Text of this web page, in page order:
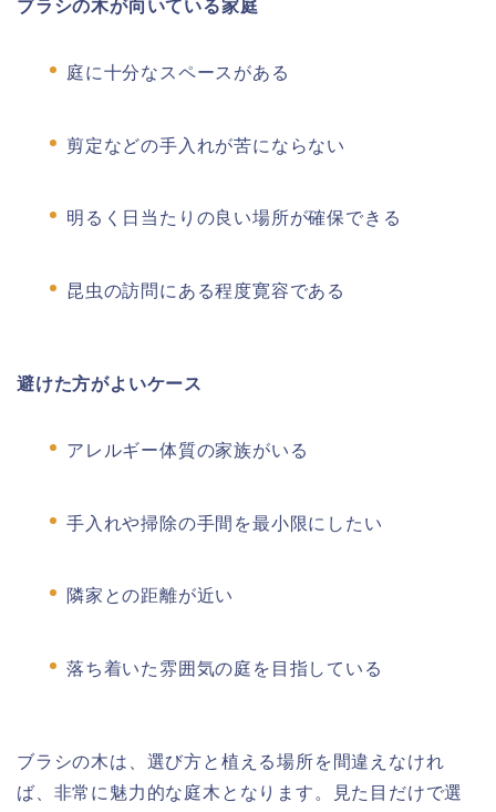
ブラシの木が向いている家庭
庭に十分なスペースがある
剪定などの手入れが苦にならない
明るく日当たりの良い場所が確保できる
昆虫の訪問にある程度寛容である
避けた方がよいケース
アレルギー体質の家族がいる
手入れや掃除の手間を最小限にしたい
隣家との距離が近い
落ち着いた雰囲気の庭を目指している
ブラシの木は、選び方と植える場所を間違えなけれ
ば、非常に魅力的な庭木となります。見た目だけで選